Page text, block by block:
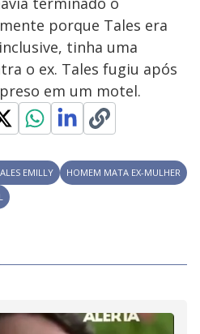
porque Tales era
tinha uma
o ex. Tales fugiu após
em um motel.
EMILLY
HOMEM MATA EX-MULHER